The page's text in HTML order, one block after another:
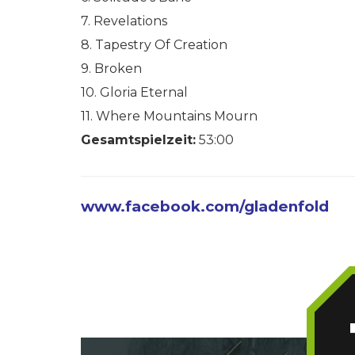
7. Revelations
8. Tapestry Of Creation
9. Broken
10. Gloria Eternal
11. Where Mountains Mourn
Gesamtspielzeit: 53:00
www.facebook.com/gladenfold